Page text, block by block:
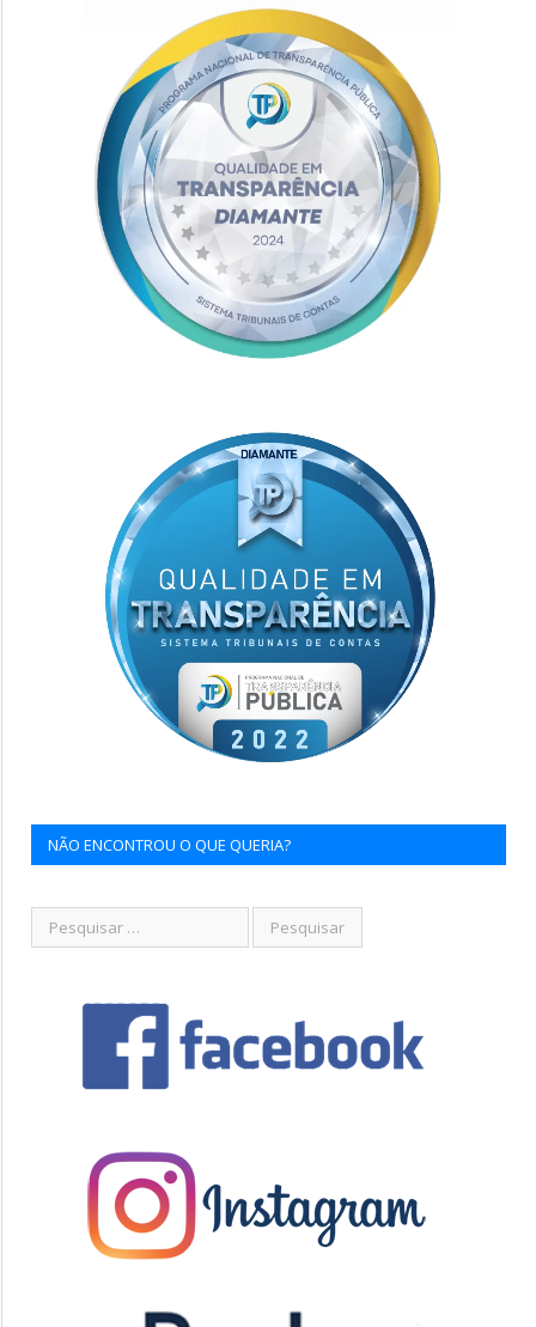
NÃO ENCONTROU O QUE QUERIA?